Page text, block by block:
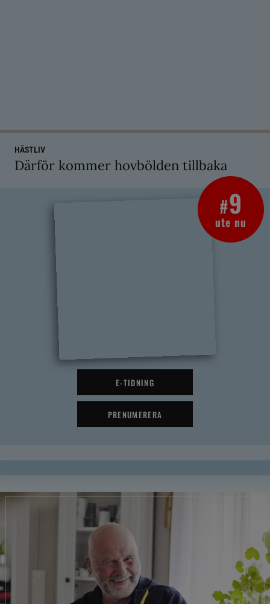
HÄSTLIV
Därför kommer hovbölden tillbaka
#9
ute nu
E-TIDNING
PRENUMERERA